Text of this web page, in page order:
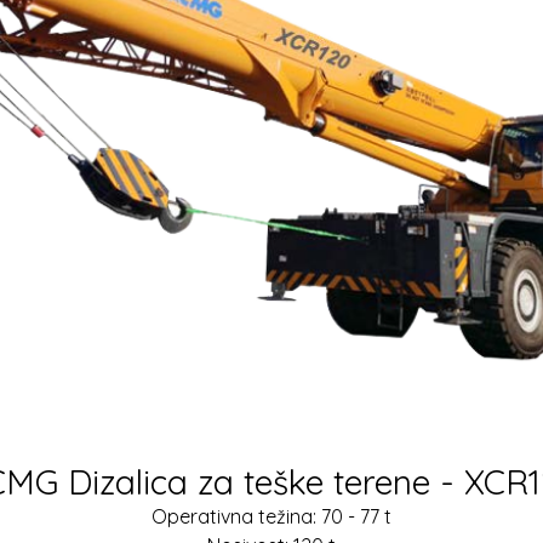
Dizalica za teške terene -
Operativna težina: 70 - 77 t